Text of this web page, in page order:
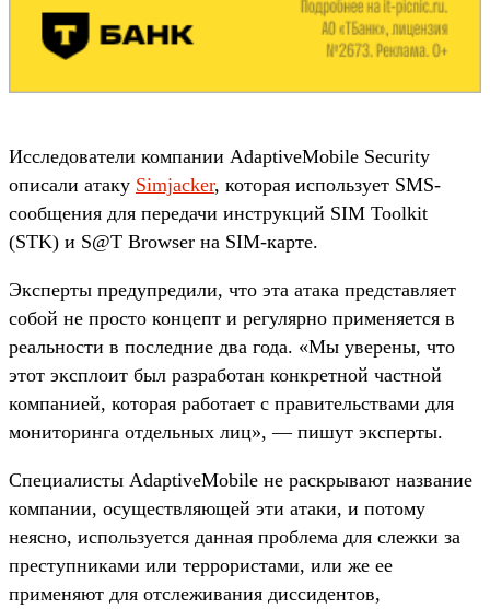
Исследователи компании AdaptiveMobile Security
описали атаку Simjacker, которая использует SMS-
сообщения для передачи инструкций SIM Toolkit
(STK) и S@T Browser на SIM-карте.
Эксперты предупредили, что эта атака представляет
собой не просто концепт и регулярно применяется в
реальности в последние два года. «Мы уверены, что
этот эксплоит был разработан конкретной частной
компанией, которая работает с правительствами для
мониторинга отдельных лиц», — пишут эксперты.
Специалисты AdaptiveMobile не раскрывают название
компании, осуществляющей эти атаки, и потому
неясно, используется данная проблема для слежки за
преступниками или террористами, или же ее
применяют для отслеживания диссидентов,